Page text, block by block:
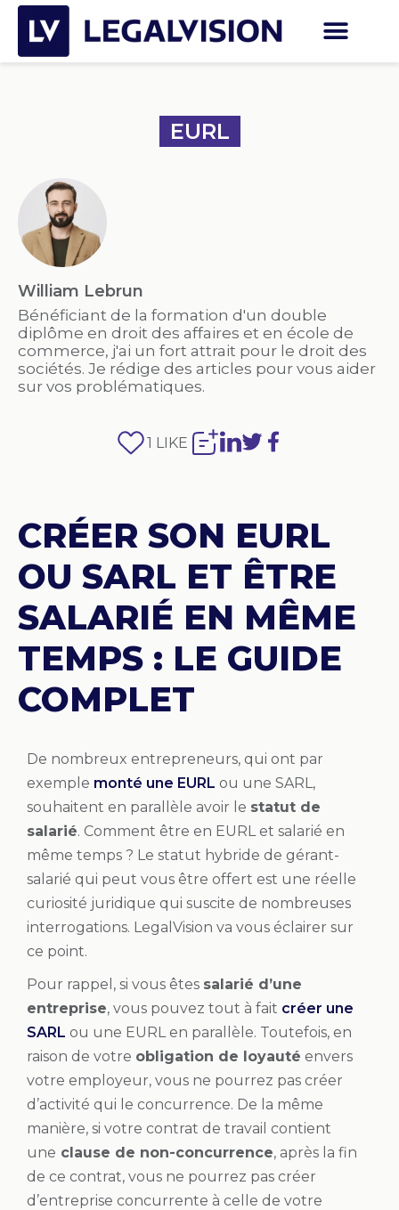
EURL
William Lebrun
Bénéficiant de la formation d'un double
diplôme en droit des affaires et en école de
commerce, j'ai un fort attrait pour le droit des
sociétés. Je rédige des articles pour vous aider
sur vos problématiques.
1 LIKE
CRÉER SON EURL
OU SARL ET ÊTRE
SALARIÉ EN MÊME
TEMPS : LE GUIDE
COMPLET
De nombreux entrepreneurs, qui ont par
exemple monté une EURL ou une SARL,
souhaitent en parallèle avoir le statut de
salarié. Comment être en EURL et salarié en
même temps ? Le statut hybride de gérant-
salarié qui peut vous être offert est une réelle
curiosité juridique qui suscite de nombreuses
interrogations. LegalVision va vous éclairer sur
ce point.
Pour rappel, si vous êtes salarié d’une
entreprise, vous pouvez tout à fait créer une
SARL ou une EURL en parallèle. Toutefois, en
raison de votre obligation de loyauté envers
votre employeur, vous ne pourrez pas créer
d’activité qui le concurrence. De la même
manière, si votre contrat de travail contient
une clause de non-concurrence, après la fin
de ce contrat, vous ne pourrez pas créer
d’entreprise concurrente à celle de votre